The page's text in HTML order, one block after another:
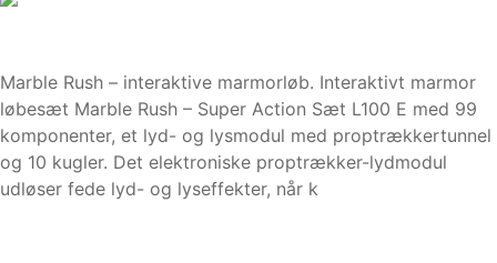
Marble Rush – interaktive marmorløb. Interaktivt marmor
løbesæt Marble Rush – Super Action Sæt L100 E med 99
komponenter, et lyd- og lysmodul med proptrækkertunnel
og 10 kugler. Det elektroniske proptrækker-lydmodul
udløser fede lyd- og lyseffekter, når k